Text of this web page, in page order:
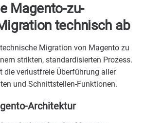
Magento-zu-
technisch ab
Migration von Magento zu
strikten, standardisierten Prozess.
die verlustfreie Überführung aller
und Schnittstellen-Funktionen.
Architektur